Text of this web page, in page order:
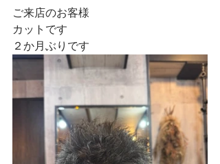
ご来店のお客様
カットです
２か月ぶりです